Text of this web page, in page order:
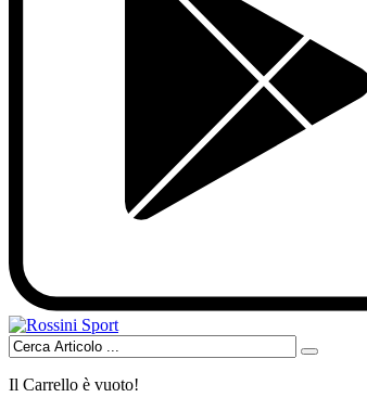
Il Carrello è vuoto!